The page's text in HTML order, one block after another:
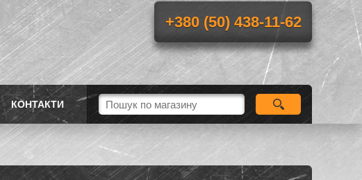
+380 (50) 438-11-62
КОНТАКТИ